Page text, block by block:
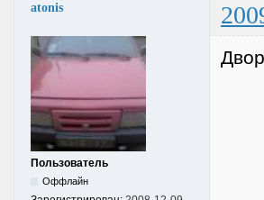
atonis
Пользователь
Оффлайн